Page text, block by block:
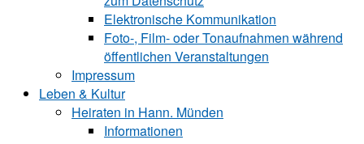
Elektronische Kommunikation
Foto-, Film- oder Tonaufnahmen während
öffentlichen Veranstaltungen
Impressum
Leben & Kultur
Heiraten in Hann. Münden
Informationen